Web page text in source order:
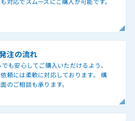
注の流れ
も安心してご購入いただけるよう、
頼には柔軟に対応しております。 構
のご相談も承ります。